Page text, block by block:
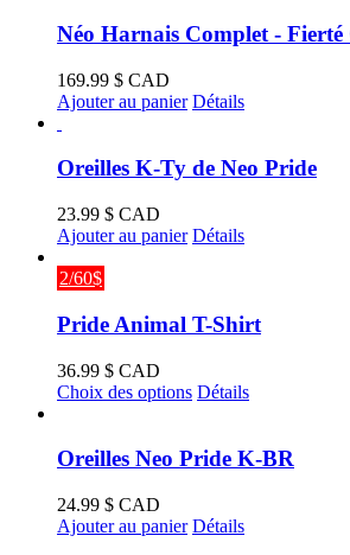
Néo Harnais Complet - Fierté
169.99 $ CAD
Ajouter au panier Détails
Oreilles K-Ty de Neo Pride
23.99 $ CAD
Ajouter au panier Détails
2/60$
Pride Animal T-Shirt
36.99 $ CAD
Choix des options Ce
plusieurs
options
peuvent
Détails
Oreilles Neo Pride K-BR
24.99 $ CAD
Ajouter au panier Détails